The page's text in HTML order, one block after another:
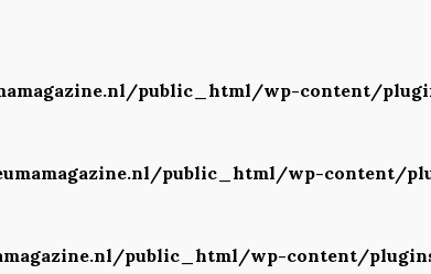
public_html/wp-content/
public_html/wp-content/
public_html/wp-content/